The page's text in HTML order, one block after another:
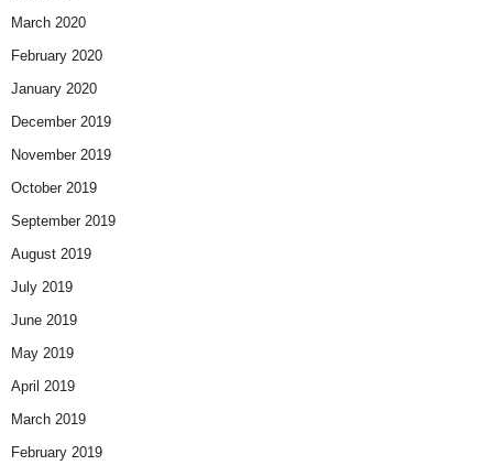
March 2020
February 2020
January 2020
December 2019
November 2019
October 2019
September 2019
August 2019
July 2019
June 2019
May 2019
April 2019
March 2019
February 2019